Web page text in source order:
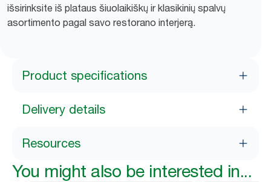
išsirinksite iš plataus šiuolaikiškų ir klasikinių spalvų
asortimento pagal savo restorano interjerą.
Product specifications
Delivery details
Resources
You might also be interested in...